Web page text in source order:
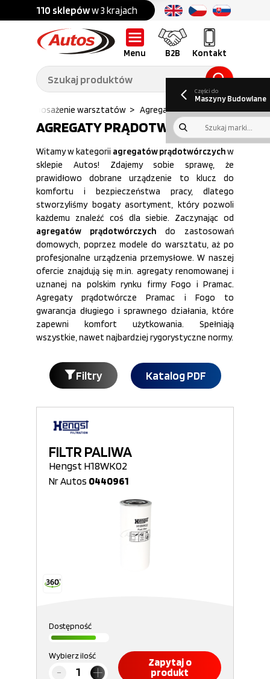
110 sklepóww 3 krajach Ponad 700 marek
Menu B2B Kontakt
Części do:
Ciężarówek,
przyczep,
naczep
Części do:
budowlanych
B2BGaleria
Oferty pracy
kwartalny
Części do
Maszyny Budowlane
Wyposażenie warsztatów > Agregaty pradotworcze
AGREGATY PRĄDOTWÓRCZE
Witamy w kategorii agregatów prądotwórczychw
sklepie Autos! Zdajemy sobie sprawę, że
prawidłowo dobrane urządzenie to klucz do
komfortu i bezpieczeństwa pracy, dlatego
stworzyliśmy bogaty asortyment, który pozwoli
każdemu znaleźć coś dla siebie. Zaczynając od
agregatów prądotwórczych do zastosowań
domowych, poprzez modele do warsztatu, aż po
profesjonalne urządzenia przemysłowe. W naszej
ofercie znajdują się m.in. agregaty renomowanej i
uznanej na polskim rynku firmy Fogo i Pramac.
Agregaty prądotwórcze Pramac i Fogo to
gwarancja długiego i sprawnego działania, które
zapewni komfort użytkowania. Spełniają
wszystkie, nawet najbardziej rygorystyczne normy.
Filtry Katalog PDF
FILTR PALIWA
Hengst H18WK02
Nr Autos 0440961
Dostępność
Wybierz ilość
Zapytaj o
produkt